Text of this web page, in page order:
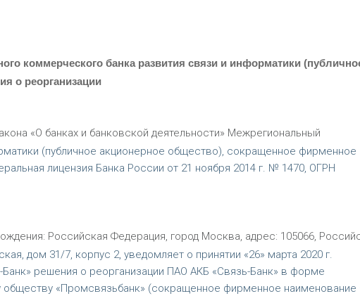
коммерческого банка развития связи и информатики
о реорганизации
«О банках и банковской деятельности» Межрегиональный
(публичное акционерное общество), сокращенное фирменное
лицензия Банка России от 21 ноября 2014 г. № 1470, ОГРН
Российская Федерация, город Москва, адрес: 105066,
дом 31/7, корпус 2, уведомляет о принятии «26» марта 2020 г.
решения о реорганизации ПАО АКБ «Связь-Банк» в форме
обществу «Промсвязьбанк» (сокращенное фирменное наименование